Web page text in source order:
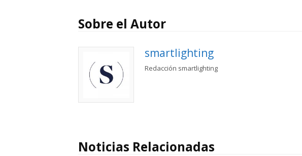
Sobre el Autor
smartlighting
Redacción smartlighting
Noticias Relacionadas